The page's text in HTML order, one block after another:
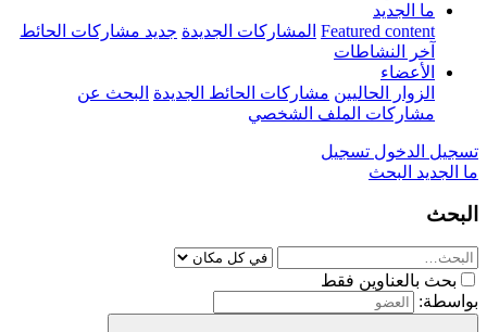
ما الجديد
Featured content المشاركات الجديدة جديد مشاركات الحائط
آخر النشاطات
الأعضاء
الزوار الحاليين مشاركات الحائط الجديدة البحث عن
مشاركات الملف الشخصي
تسجيل الدخول تسجيل
ما الجديد البحث
البحث
بحث بالعناوين فقط
بواسطة: